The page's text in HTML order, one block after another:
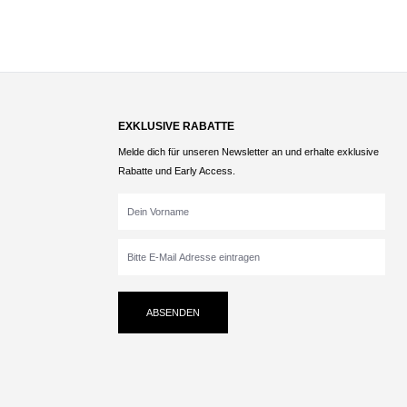
EXKLUSIVE RABATTE
Melde dich für unseren Newsletter an und erhalte exklusive
Rabatte und Early Access.
ABSENDEN